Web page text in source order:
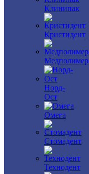
Клинипак
Кристидент
Медполимер
Норд-
Ост
Омега
Стомадент
Технодент